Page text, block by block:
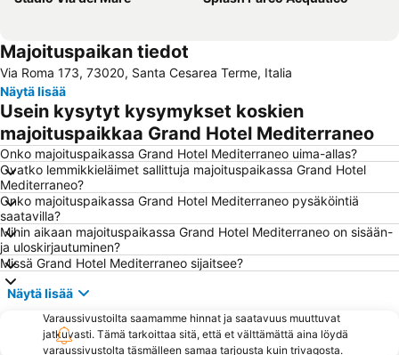
Majoituspaikan tiedot
Via Roma 173, 73020, Santa Cesarea Terme, Italia
Näytä lisää
Usein kysytyt kysymykset koskien
majoituspaikkaa Grand Hotel Mediterraneo
Onko majoituspaikassa Grand Hotel Mediterraneo uima-allas?
Ovatko lemmikkieläimet sallittuja majoituspaikassa Grand Hotel
Mediterraneo?
Onko majoituspaikassa Grand Hotel Mediterraneo pysäköintiä
saatavilla?
Mihin aikaan majoituspaikassa Grand Hotel Mediterraneo on sisään-
ja uloskirjautuminen?
Missä Grand Hotel Mediterraneo sijaitsee?
Näytä lisää
Varaussivustoilta saamamme hinnat ja saatavuus muuttuvat
jatkuvasti. Tämä tarkoittaa sitä, että et välttämättä aina löydä
varaussivustolta täsmälleen samaa tarjousta kuin trivagosta.